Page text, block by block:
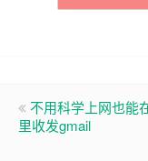
不用科学上网也能
里收发gmail